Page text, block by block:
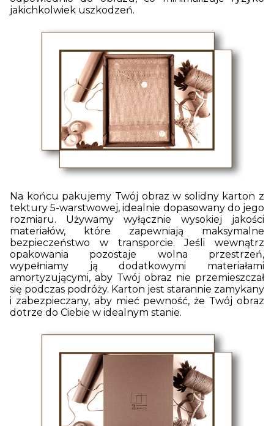
jakichkolwiek uszkodzeń.
Na końcu pakujemy Twój obraz w solidny karton z
tektury 5-warstwowej, idealnie dopasowany do jego
rozmiaru. Używamy wyłącznie wysokiej jakości
materiałów, które zapewniają maksymalne
bezpieczeństwo w transporcie. Jeśli wewnątrz
opakowania pozostaje wolna przestrzeń,
wypełniamy ją dodatkowymi materiałami
amortyzującymi, aby Twój obraz nie przemieszczał
się podczas podróży. Karton jest starannie zamykany
i zabezpieczany, aby mieć pewność, że Twój obraz
dotrze do Ciebie w idealnym stanie.